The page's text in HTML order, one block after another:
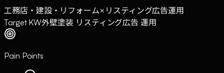
工務店・建設・リフォーム× リスティング広告運用
Target KW外壁塗装 リスティング広告 運用
Pain Points